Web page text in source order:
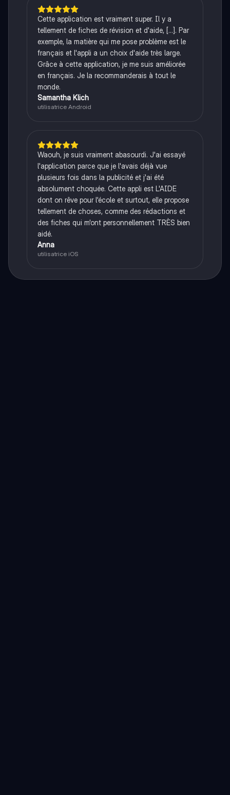
Cette application est vraiment super. Il y a
tellement de fiches de révision et d'aide, [...]. Par
exemple, la matière qui me pose problème est le
français et l'appli a un choix d'aide très large.
Grâce à cette application, je me suis améliorée
en français. Je la recommanderais à tout le
monde.
Samantha Klich
utilisatrice Android
Waouh, je suis vraiment abasourdi. J'ai essayé
l'application parce que je l'avais déjà vue
plusieurs fois dans la publicité et j'ai été
absolument choquée. Cette appli est L'AIDE
dont on rêve pour l'école et surtout, elle propose
tellement de choses, comme des rédactions et
des fiches qui m'ont personnellement TRÈS bien
aidé.
Anna
utilisatrice iOS